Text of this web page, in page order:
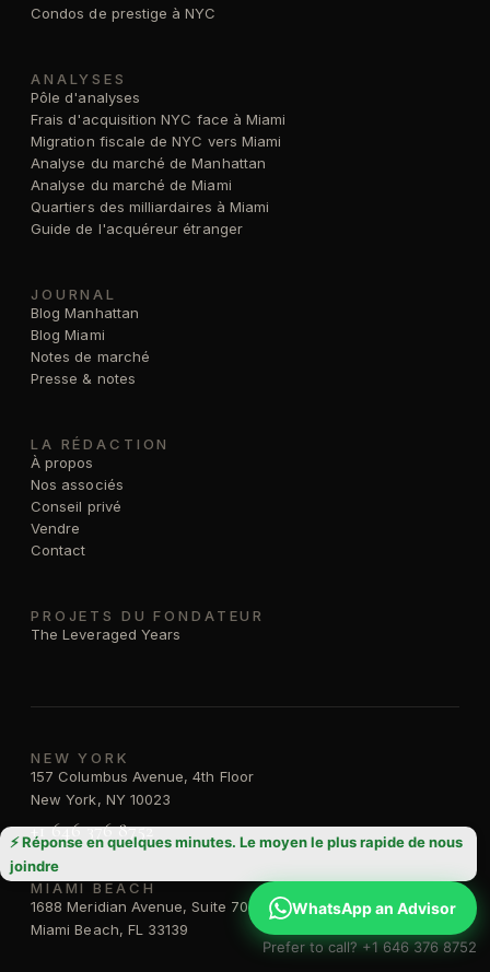
⚡ Réponse en quelques minutes. Le moyen le plus rapide de nous
joindre
WhatsApp an Advisor
Prefer to call? +1 646 376 8752
Condos de prestige à NYC
ANALYSES
Pôle d'analyses
Frais d'acquisition NYC face à Miami
Migration fiscale de NYC vers Miami
Analyse du marché de Manhattan
Analyse du marché de Miami
Quartiers des milliardaires à Miami
Guide de l'acquéreur étranger
JOURNAL
Blog Manhattan
Blog Miami
Notes de marché
Presse & notes
LA RÉDACTION
À propos
Nos associés
Conseil privé
Vendre
Contact
PROJETS DU FONDATEUR
The Leveraged Years
NEW YORK
157 Columbus Avenue, 4th Floor
New York, NY 10023
+1 646 376 8752
MIAMI BEACH
1688 Meridian Avenue, Suite 700
Miami Beach, FL 33139